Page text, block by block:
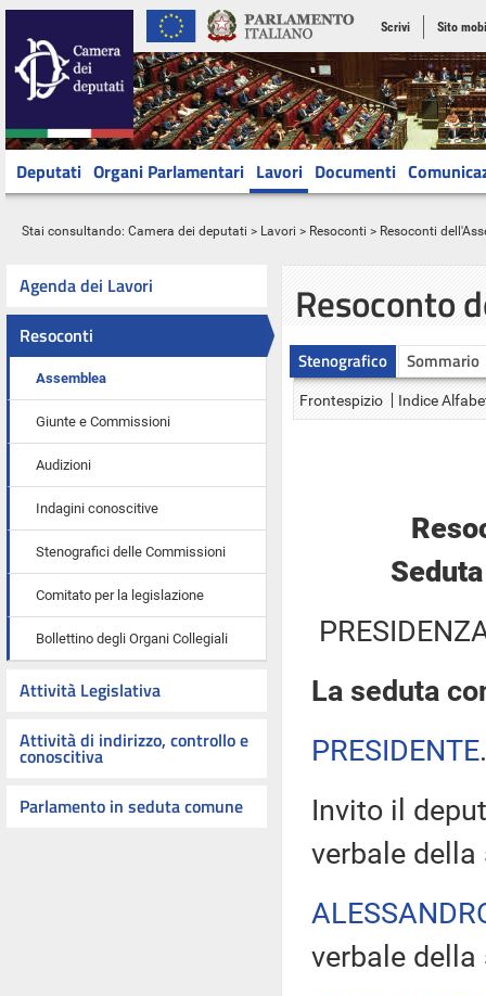
Scrivi Sito
Deputati Organi Parlamentari Lavori Documenti
Stai consultando: Camera dei deputati > Lavori > Resoconti > Resoconti
Agenda dei Lavori
Resoconti
Assemblea
Giunte e Commissioni
Audizioni
Indagini conoscitive
Stenografici delle Commissioni
Comitato per la legislazione
Bollettino degli Organi Collegiali
Attività Legislativa
Attività di indirizzo, controllo e
conoscitiva
Parlamento in seduta comune
Resoconto
Stenografico Sommario
Frontespizio Indice
La seduta
PRESIDENTE
Invito il
verbale della
verbale